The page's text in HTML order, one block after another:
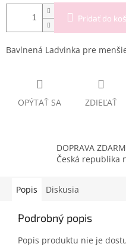
Pridať do
Bavlnená Ladvinka pre
OPÝTAŤ SA ZDIEĽAŤ
DOPRAVA
Česká republika
Popis Diskusia
Podrobný popis
Popis produktu nie je